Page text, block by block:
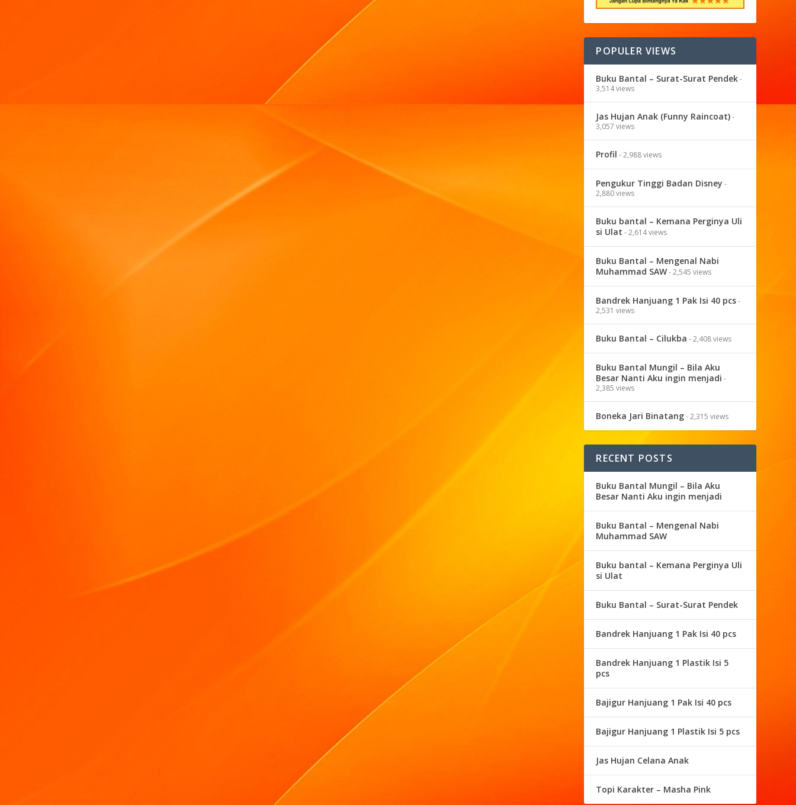
POPULER VIEWS
Buku Bantal – Surat-Surat Pendek-
3,514 views
Jas Hujan Anak (Funny Raincoat)-
3,057 views
Profil - 2,988 views
Pengukur Tinggi Badan Disney -
2,880 views
Buku bantal – Kemana Perginya Uli
si Ulat - 2,614 views
Buku Bantal – Mengenal Nabi
Muhammad SAW- 2,545 views
Bandrek Hanjuang 1 Pak Isi 40 pcs-
2,531 views
Buku Bantal – Cilukba - 2,408 views
Buku Bantal Mungil – Bila Aku
Besar Nanti Aku ingin menjadi -
2,385 views
Boneka Jari Binatang- 2,315 views
RECENT POSTS
Buku Bantal Mungil – Bila Aku
Besar Nanti Aku ingin menjadi
Buku Bantal – Mengenal Nabi
Muhammad SAW
Buku bantal – Kemana Perginya Uli
si Ulat
Buku Bantal – Surat-Surat Pendek
Bandrek Hanjuang 1 Pak Isi 40 pcs
Bandrek Hanjuang 1 Plastik Isi 5
pcs
Bajigur Hanjuang 1 Pak Isi 40 pcs
Bajigur Hanjuang 1 Plastik Isi 5 pcs
Jas Hujan Celana Anak
Topi Karakter – Masha Pink